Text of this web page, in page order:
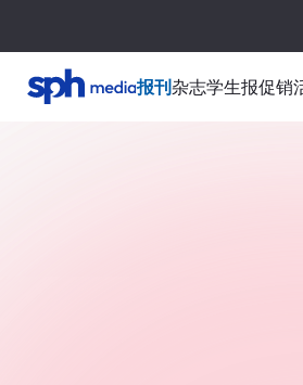
报刊杂志学生报促销